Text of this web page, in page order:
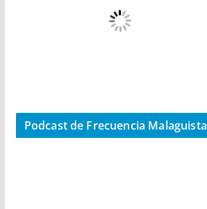
Podcast de Frecuencia Malaguista